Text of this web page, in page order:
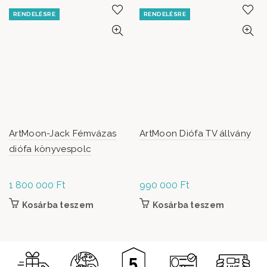
RENDELÉSRE
ArtMoon-Jack Fémvázas
diófa könyvespolc
1 800 000 Ft
Kosárba teszem
RENDELÉSRE
ArtMoon Diófa TV állvány
990 000 Ft
Kosárba teszem